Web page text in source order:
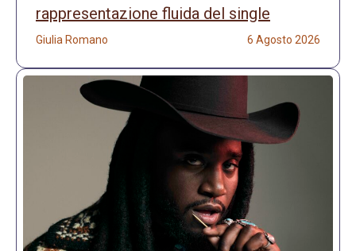
rappresentazione fluida del single
Giulia Romano 6 Agosto 2026